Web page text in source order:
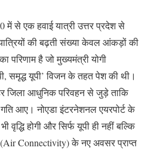
से एक हवाई यात्री उत्तर प्रदेश से
की बढ़ती संख्या केवल आंकड़ों की
परिणाम है जो मुख्यमंत्री योगी
समृद्ध यूपी’ विजन के तहत पेश की थी।
जिला आधुनिक परिवहन से जुड़े ताकि
गति आए। नोएडा इंटरनेशनल एयरपोर्ट के
होगी और सिर्फ यूपी ही नहीं बल्कि
(Air Connectivity) के नए अवसर प्राप्त